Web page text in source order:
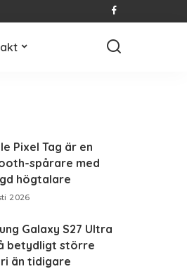
Pixel Tag är en
spårare med
högtalare
2026
Galaxy S27 Ultra
betydligt större
än tidigare